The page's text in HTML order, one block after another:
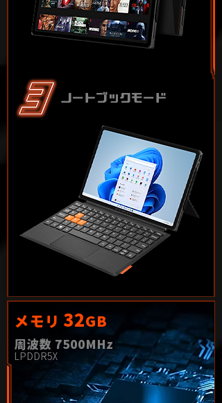
ノートブックモード
メモリ 32GB
周波数 7500MHz
LPDDR5X